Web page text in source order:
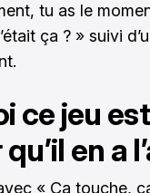
tu as le
ça ? » suivi
ce jeu est
en a
« Ça touche,